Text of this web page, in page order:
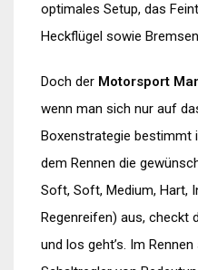
optimales Setup, das
Heckflügel sowie
Doch der Motorsport
wenn man sich nur auf
Boxenstrategie bestimmt
dem Rennen die
Soft, Soft, Medium, Hart,
Regenreifen) aus, checkt
und los geht’s. Im